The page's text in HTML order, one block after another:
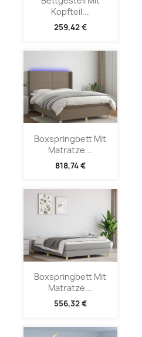
Kopfteil...
259,42 €
Boxspringbett Mit
Matratze...
818,74 €
Boxspringbett Mit
Matratze...
556,32 €